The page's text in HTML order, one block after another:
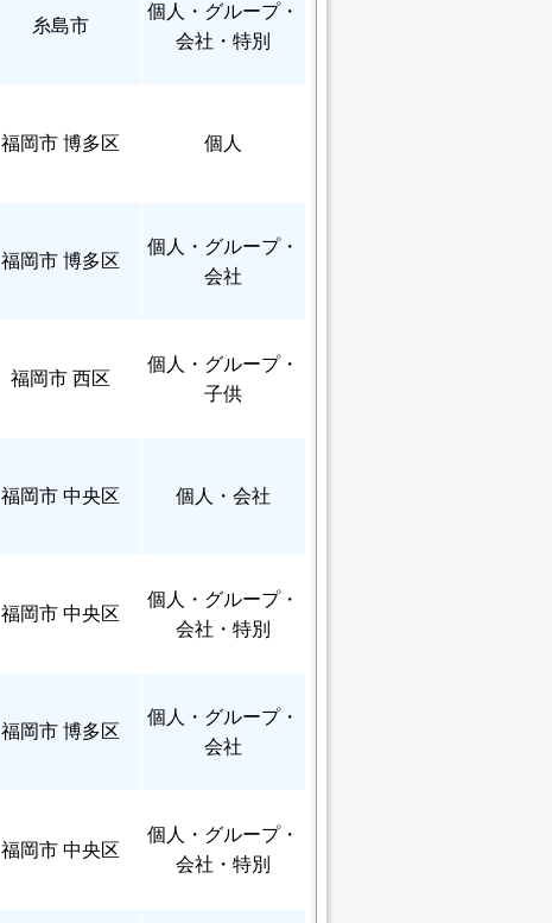
糸島市
個人
・グループ・
会社・特別
福岡市 博多区 個人
福岡市 博多区
個人
・グループ・
会社
福岡市 西区
個人
・グループ・
子供
福岡市 中央区 個人 ・会社
福岡市 中央区
個人
・グループ・
会社・特別
福岡市 博多区
個人
・グループ・
会社
福岡市 中央区
個人
・グループ・
会社・特別